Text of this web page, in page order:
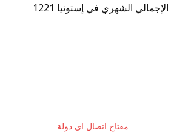
بلغ متوسط ​​الراتب الإجمالي الشهري في إستونيا 1221
مفتاح اتصال اي دولة